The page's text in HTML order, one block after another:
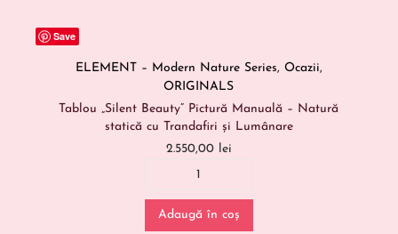
Save
ELEMENT – Modern Nature Series, Ocazii,
ORIGINALS
Tablou „Silent Beauty” Pictură Manuală – Natură
statică cu Trandafiri și Lumânare
2.550,00 lei
Adaugă în coș